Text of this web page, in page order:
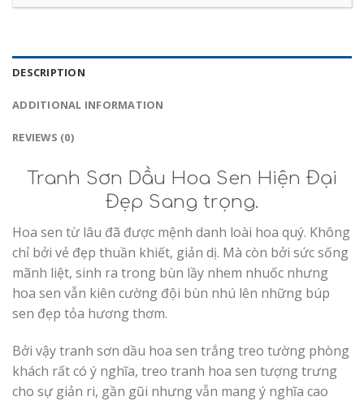
DESCRIPTION
ADDITIONAL INFORMATION
REVIEWS (0)
Tranh Sơn Dầu Hoa Sen Hiện Đại
Đẹp Sang trọng.
Hoa sen từ lâu đã được mệnh danh loài hoa quý. Không
chỉ bởi vẻ đẹp thuần khiết, giản dị. Mà còn bởi sức sống
mãnh liệt, sinh ra trong bùn lầy nhem nhuốc nhưng
hoa sen vẫn kiên cường đội bùn nhú lên những búp
sen đẹp tỏa hương thơm.
Bởi vậy tranh sơn dầu hoa sen trắng treo tường phòng
khách rất có ý nghĩa, treo tranh hoa sen tượng trưng
cho sự giản ri, gần gũi nhưng vẫn mang ý nghĩa cao